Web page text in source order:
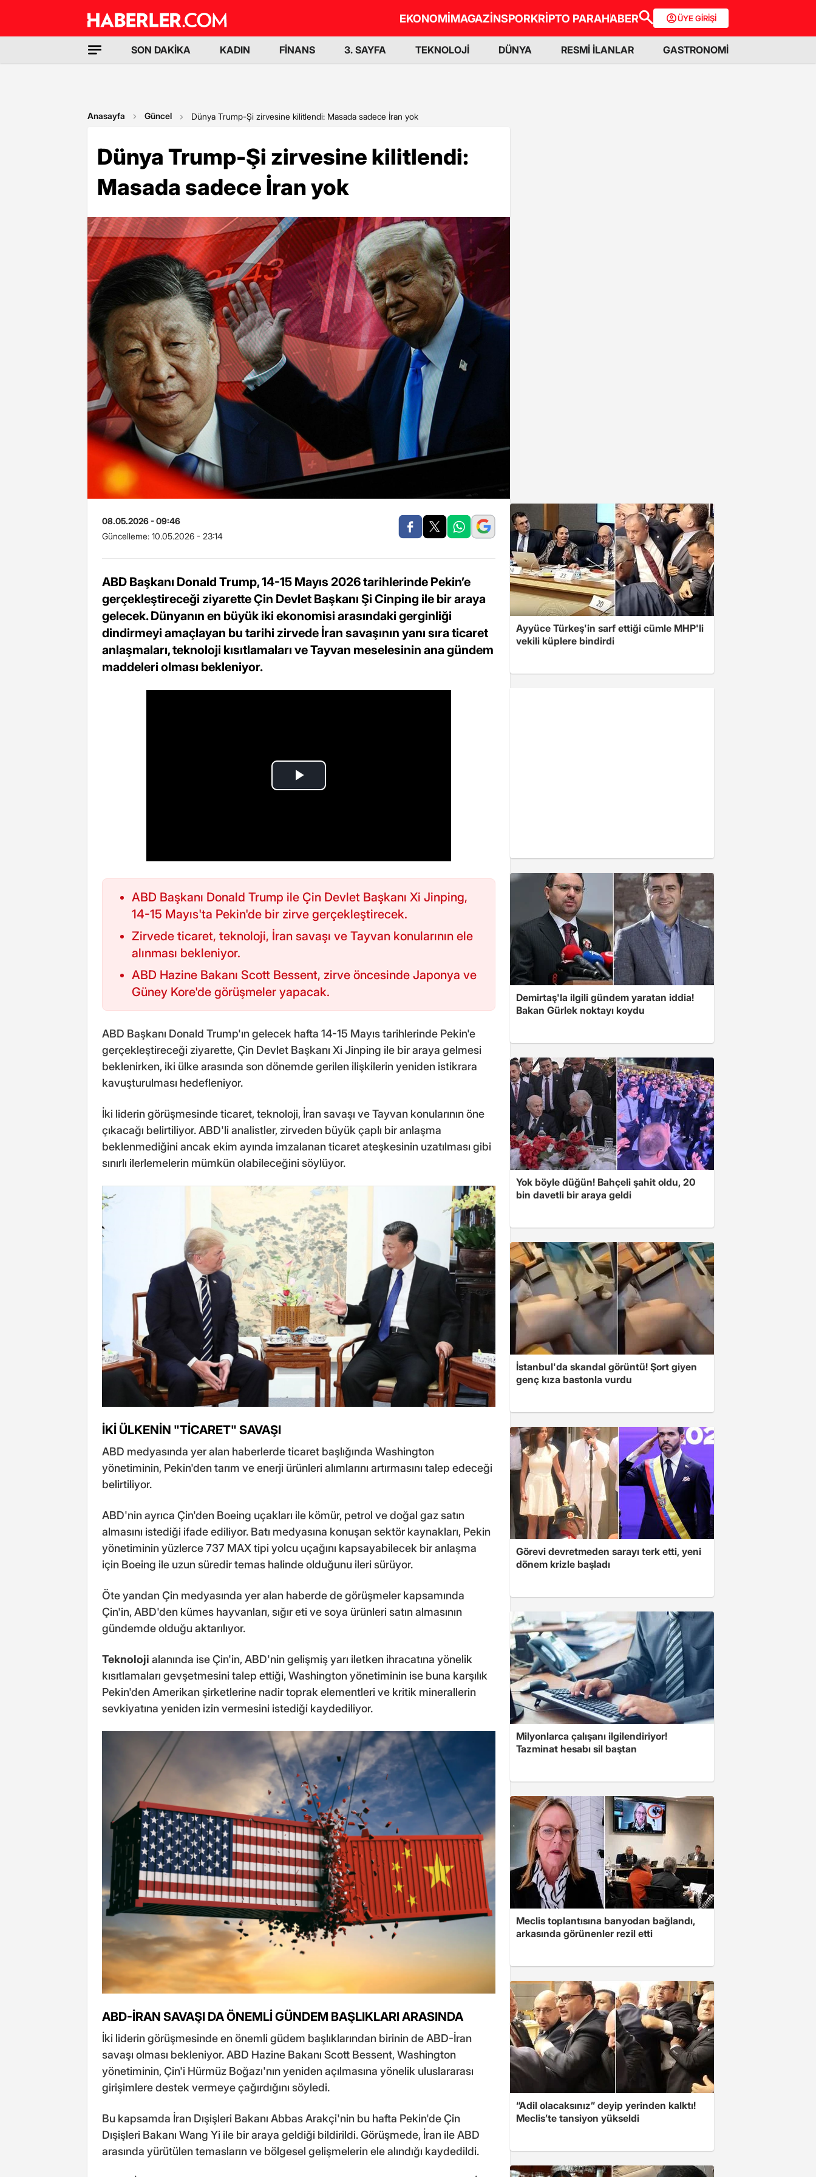
EKONOMİMAGAZİNSPORKRİPTO PARAHABER ÜYE GİRİŞİ
SON DAKİKA KADIN FİNANS 3. SAYFA TEKNOLOJİ DÜNYA RESMİ İLANLAR GASTRONOMİ
Anasayfa Güncel Dünya Trump-Şi zirvesine kilitlendi: Masada sadece İran yok
Dünya Trump-Şi zirvesine kilitlendi:
Masada sadece İran yok
08.05.2026 - 09:46
Güncelleme: 10.05.2026 - 23:14
ABD Başkanı Donald Trump, 14-15 Mayıs 2026 tarihlerinde Pekin’e
gerçekleştireceği ziyarette Çin Devlet Başkanı Şi Cinping ile bir araya
gelecek. Dünyanın en büyük iki ekonomisi arasındaki gerginliği
dindirmeyi amaçlayan bu tarihi zirvede İran savaşının yanı sıra ticaret
anlaşmaları, teknoloji kısıtlamaları ve Tayvan meselesinin ana gündem
maddeleri olması bekleniyor.
ABD Başkanı Donald Trump ile Çin Devlet Başkanı Xi Jinping,
14-15 Mayıs'ta Pekin'de bir zirve gerçekleştirecek.
Zirvede ticaret, teknoloji, İran savaşı ve Tayvan konularının ele
alınması bekleniyor.
ABD Hazine Bakanı Scott Bessent, zirve öncesinde Japonya ve
Güney Kore'de görüşmeler yapacak.
ABD Başkanı Donald Trump'ın gelecek hafta 14-15 Mayıs tarihlerinde Pekin'e
gerçekleştireceği ziyarette, Çin Devlet Başkanı Xi Jinping ile bir araya gelmesi
beklenirken, iki ülke arasında son dönemde gerilen ilişkilerin yeniden istikrara
kavuşturulması hedefleniyor.
İki liderin görüşmesinde ticaret, teknoloji, İran savaşı ve Tayvan konularının öne
çıkacağı belirtiliyor. ABD'li analistler, zirveden büyük çaplı bir anlaşma
beklenmediğini ancak ekim ayında imzalanan ticaret ateşkesinin uzatılması gibi
sınırlı ilerlemelerin mümkün olabileceğini söylüyor.
İKİ ÜLKENİN "TİCARET" SAVAŞI
ABD medyasında yer alan haberlerde ticaret başlığında Washington
yönetiminin, Pekin'den tarım ve enerji ürünleri alımlarını artırmasını talep edeceği
belirtiliyor.
ABD'nin ayrıca Çin'den Boeing uçakları ile kömür, petrol ve doğal gaz satın
almasını istediği ifade ediliyor. Batı medyasına konuşan sektör kaynakları, Pekin
yönetiminin yüzlerce 737 MAX tipi yolcu uçağını kapsayabilecek bir anlaşma
için Boeing ile uzun süredir temas halinde olduğunu ileri sürüyor.
Öte yandan Çin medyasında yer alan haberde de görüşmeler kapsamında
Çin'in, ABD'den kümes hayvanları, sığır eti ve soya ürünleri satın almasının
gündemde olduğu aktarılıyor.
Teknoloji alanında ise Çin'in, ABD'nin gelişmiş yarı iletken ihracatına yönelik
kısıtlamaları gevşetmesini talep ettiği, Washington yönetiminin ise buna karşılık
Pekin'den Amerikan şirketlerine nadir toprak elementleri ve kritik minerallerin
sevkiyatına yeniden izin vermesini istediği kaydediliyor.
ABD-İRAN SAVAŞI DA ÖNEMLİ GÜNDEM BAŞLIKLARI ARASINDA
İki liderin görüşmesinde en önemli güdem başlıklarından birinin de ABD-İran
savaşı olması bekleniyor. ABD Hazine Bakanı Scott Bessent, Washington
yönetiminin, Çin'i Hürmüz Boğazı'nın yeniden açılmasına yönelik uluslararası
girişimlere destek vermeye çağırdığını söyledi.
Bu kapsamda İran Dışişleri Bakanı Abbas Arakçi'nin bu hafta Pekin'de Çin
Dışişleri Bakanı Wang Yi ile bir araya geldiği bildirildi. Görüşmede, İran ile ABD
arasında yürütülen temasların ve bölgesel gelişmelerin ele alındığı kaydedildi.
Ayyüce Türkeş'in sarf ettiği cümle MHP'li
vekili küplere bindirdi
Demirtaş'la ilgili gündem yaratan iddia!
Bakan Gürlek noktayı koydu
Yok böyle düğün! Bahçeli şahit oldu, 20
bin davetli bir araya geldi
İstanbul'da skandal görüntü! Şort giyen
genç kıza bastonla vurdu
Görevi devretmeden sarayı terk etti, yeni
dönem krizle başladı
Milyonlarca çalışanı ilgilendiriyor!
Tazminat hesabı sil baştan
Meclis toplantısına banyodan bağlandı,
arkasında görünenler rezil etti
“Adil olacaksınız” deyip yerinden kalktı!
Meclis’te tansiyon yükseldi